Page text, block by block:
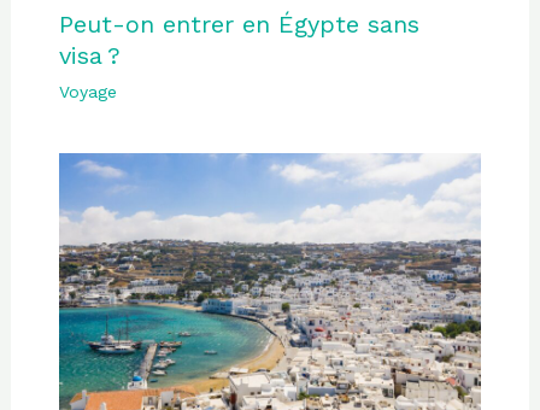
Peut-on entrer en Égypte sans
visa ?
Voyage